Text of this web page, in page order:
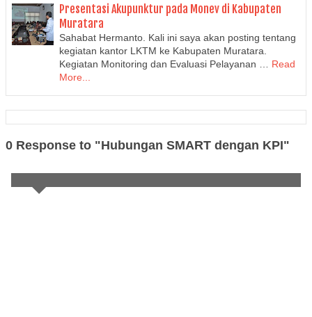
Presentasi Akupunktur pada Monev di Kabupaten
Muratara
Sahabat Hermanto. Kali ini saya akan posting tentang
kegiatan kantor LKTM ke Kabupaten Muratara.
Kegiatan Monitoring dan Evaluasi Pelayanan …
Read
More...
0 Response to "Hubungan SMART dengan KPI"